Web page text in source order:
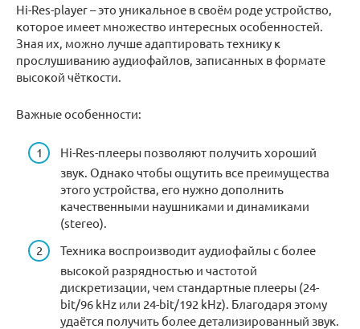
Hi-Res-player – это уникальное в своём роде устройство,
которое имеет множество интересных особенностей.
Зная их, можно лучше адаптировать технику к
прослушиванию аудиофайлов, записанных в формате
высокой чёткости.
Важные особенности:
Hi-Res-плееры позволяют получить хороший
звук. Однако чтобы ощутить все преимущества
этого устройства, его нужно дополнить
качественными наушниками и динамиками
(stereo).
Техника воспроизводит аудиофайлы с более
высокой разрядностью и частотой
дискретизации, чем стандартные плееры (24-
bit/96 kHz или 24-bit/192 kHz). Благодаря этому
удаётся получить более детализированный звук.